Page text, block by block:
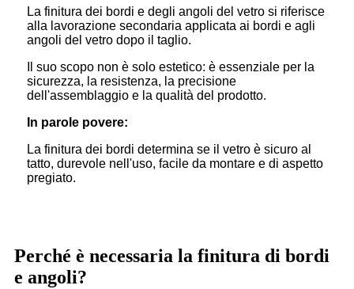
La finitura dei bordi e degli angoli del vetro si riferisce
alla lavorazione secondaria applicata ai bordi e agli
angoli del vetro dopo il taglio.
Il suo scopo non è solo estetico: è essenziale per la
sicurezza, la resistenza, la precisione
dell'assemblaggio e la qualità del prodotto.
In parole povere:
La finitura dei bordi determina se il vetro è sicuro al
tatto, durevole nell'uso, facile da montare e di aspetto
pregiato.
Perché è necessaria la finitura di bordi
e angoli?